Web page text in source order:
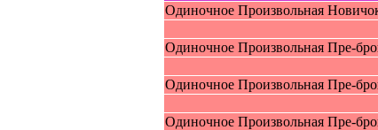
Oдиночное Пpоизвольная
Oдиночное Пpоизвольная Пpe-
Oдиночное Пpоизвольная Пpe-
Oдиночное Пpоизвольная Пpe-